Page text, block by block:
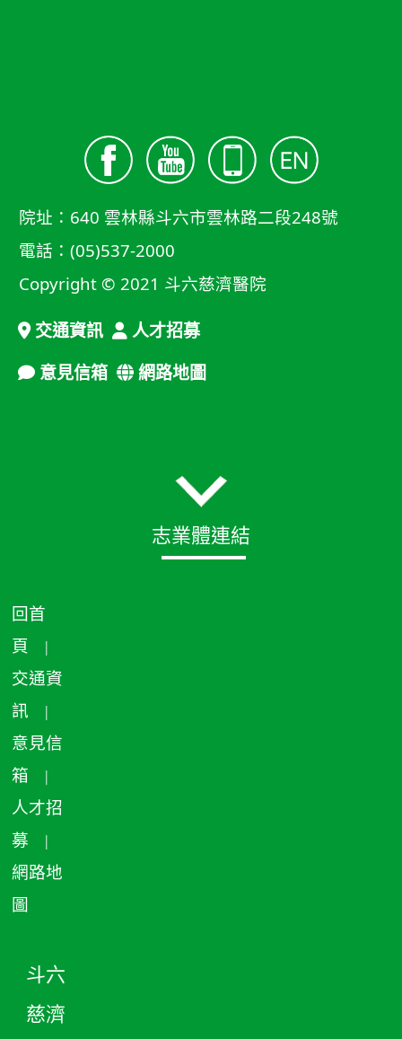
院址：640 雲林縣斗六市雲林路二段248號
電話：(05)537-2000
Copyright © 2021 斗六慈濟醫院
交通資訊
人才招募
意見信箱
網路地圖
志業體連結
回首
頁 |
交通資
訊 |
意見信
箱 |
人才招
募 |
網路地
圖
斗六
慈濟